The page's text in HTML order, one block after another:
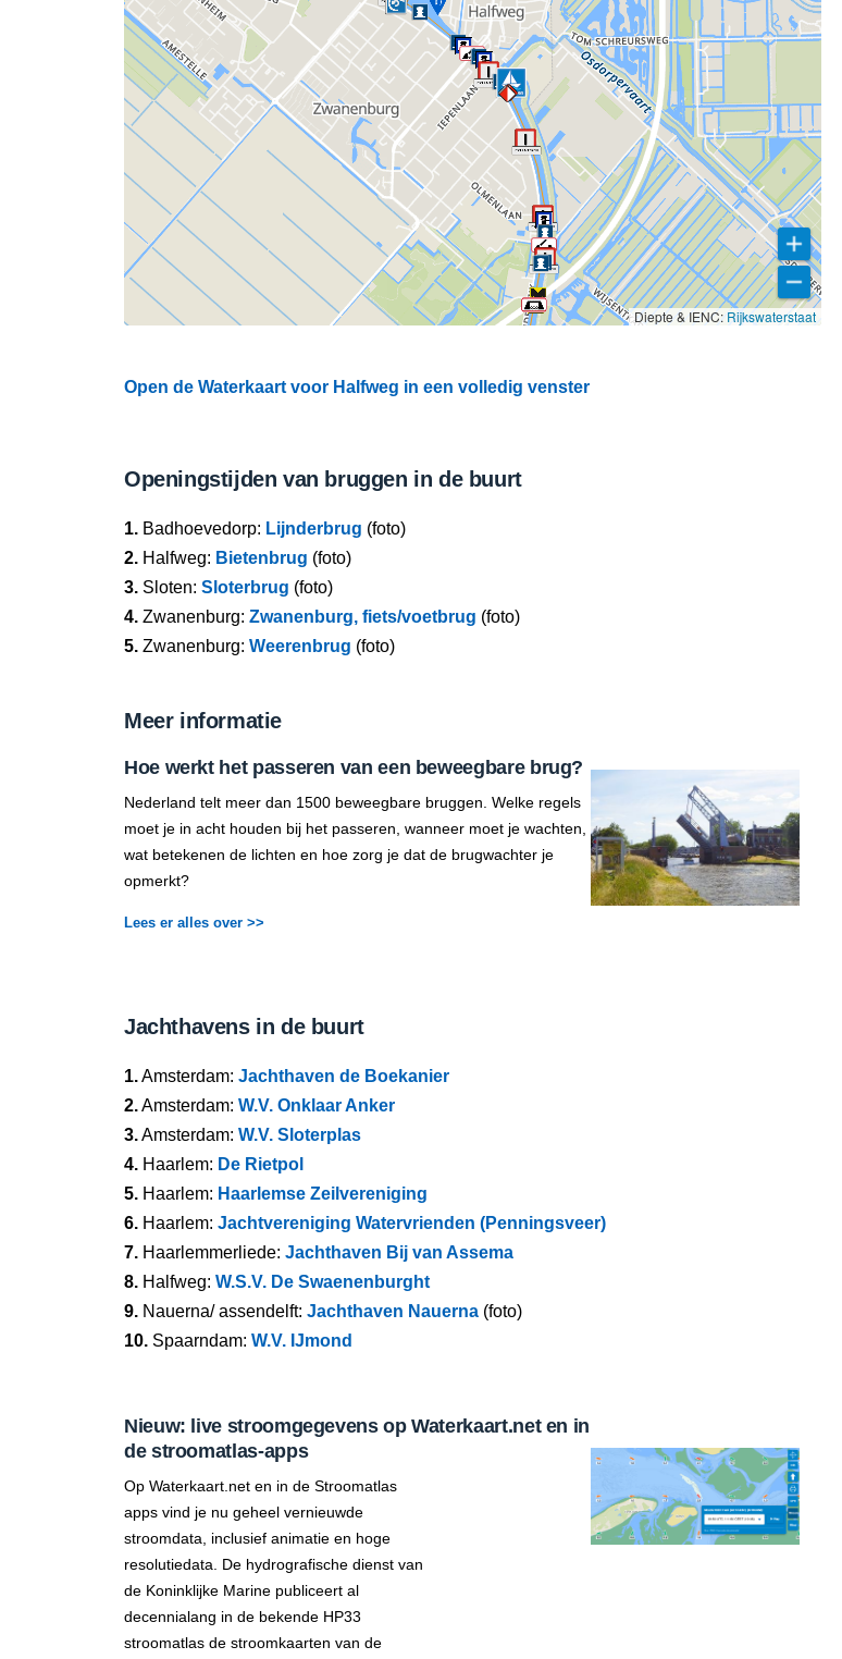
Diepte & IENC: Rijkswaterstaat
Open de Waterkaart voor Halfweg in een volledig venster
Openingstijden van bruggen in de buurt
1. Badhoevedorp: Lijnderbrug (foto)
2. Halfweg: Bietenbrug (foto)
3. Sloten: Sloterbrug (foto)
4. Zwanenburg: Zwanenburg, fiets/voetbrug (foto)
5. Zwanenburg: Weerenbrug (foto)
Meer informatie
Hoe werkt het passeren van een beweegbare brug?
Nederland telt meer dan 1500 beweegbare bruggen. Welke regels
moet je in acht houden bij het passeren, wanneer moet je wachten,
wat betekenen de lichten en hoe zorg je dat de brugwachter je
opmerkt?
Lees er alles over >>
Jachthavens in de buurt
1.Amsterdam: Jachthaven de Boekanier
2.Amsterdam: W.V. Onklaar Anker
3.Amsterdam: W.V. Sloterplas
4. Haarlem: De Rietpol
5. Haarlem: Haarlemse Zeilvereniging
6. Haarlem: Jachtvereniging Watervrienden (Penningsveer)
7. Haarlemmerliede: Jachthaven Bij van Assema
8. Halfweg: W.S.V. De Swaenenburght
9. Nauerna/ assendelft: Jachthaven Nauerna (foto)
10. Spaarndam: W.V. IJmond
Nieuw: live stroomgegevens op Waterkaart.net en in
de stroomatlas-apps
Op Waterkaart.net en in de Stroomatlas
apps vind je nu geheel vernieuwde
stroomdata, inclusief animatie en hoge
resolutiedata. De hydrografische dienst van
de Koninklijke Marine publiceert al
decennialang in de bekende HP33
stroomatlas de stroomkaarten van de